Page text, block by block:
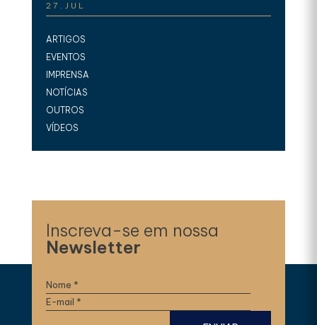
27.JUL
ARTIGOS
EVENTOS
IMPRENSA
NOTÍCIAS
OUTROS
VÍDEOS
Inscreva-se em nossa
Newsletter